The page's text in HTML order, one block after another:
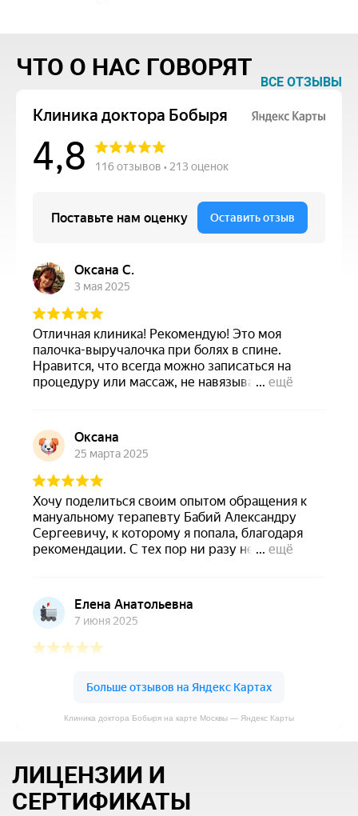
ЧТО О НАС ГОВОРЯТ
ВСЕ ОТЗЫВЫ
Клиника доктора Бобыря на карте Москвы — Яндекс Карты
ЛИЦЕНЗИИ И
СЕРТИФИКАТЫ